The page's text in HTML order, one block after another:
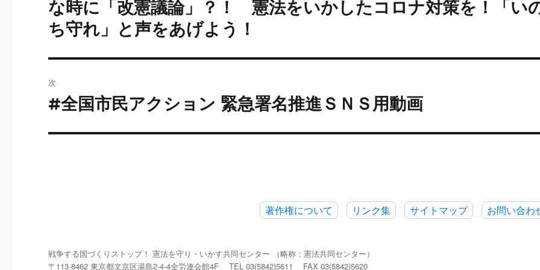
ビ
ゲ
ー
シ
ョ
ン
稿:
な時に「改憲議論」？！ 憲法をいかしたコロナ対策を！「い
ち守れ」と声をあげよう！
次
次
投
#全国市民アクション 緊急署名推進ＳＮＳ用動画
著作権について リンク集 サイトマップ お問い合わ
戦争する国づくりストップ！ 憲法を守り・いかす共同センター
（略称：憲法共同センター）
〒113-8462 東京都文京区湯島2-4-4全労連会館4F TEL 03(5842)5611 FAX 03(5842)5620